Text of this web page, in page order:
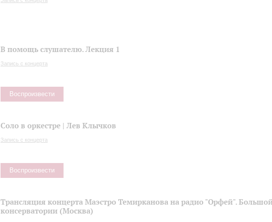
В помощь слушателю. Лекция 1
Запись с концерта
Воспроизвести
Соло в оркестре | Лев Клычков
Запись с концерта
Воспроизвести
Трансляция концерта Маэстро Темирканова на радио "Орфей".
консерватории (Москва)